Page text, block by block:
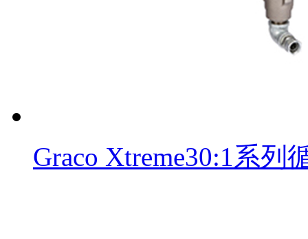
Graco Xtreme30:1系列